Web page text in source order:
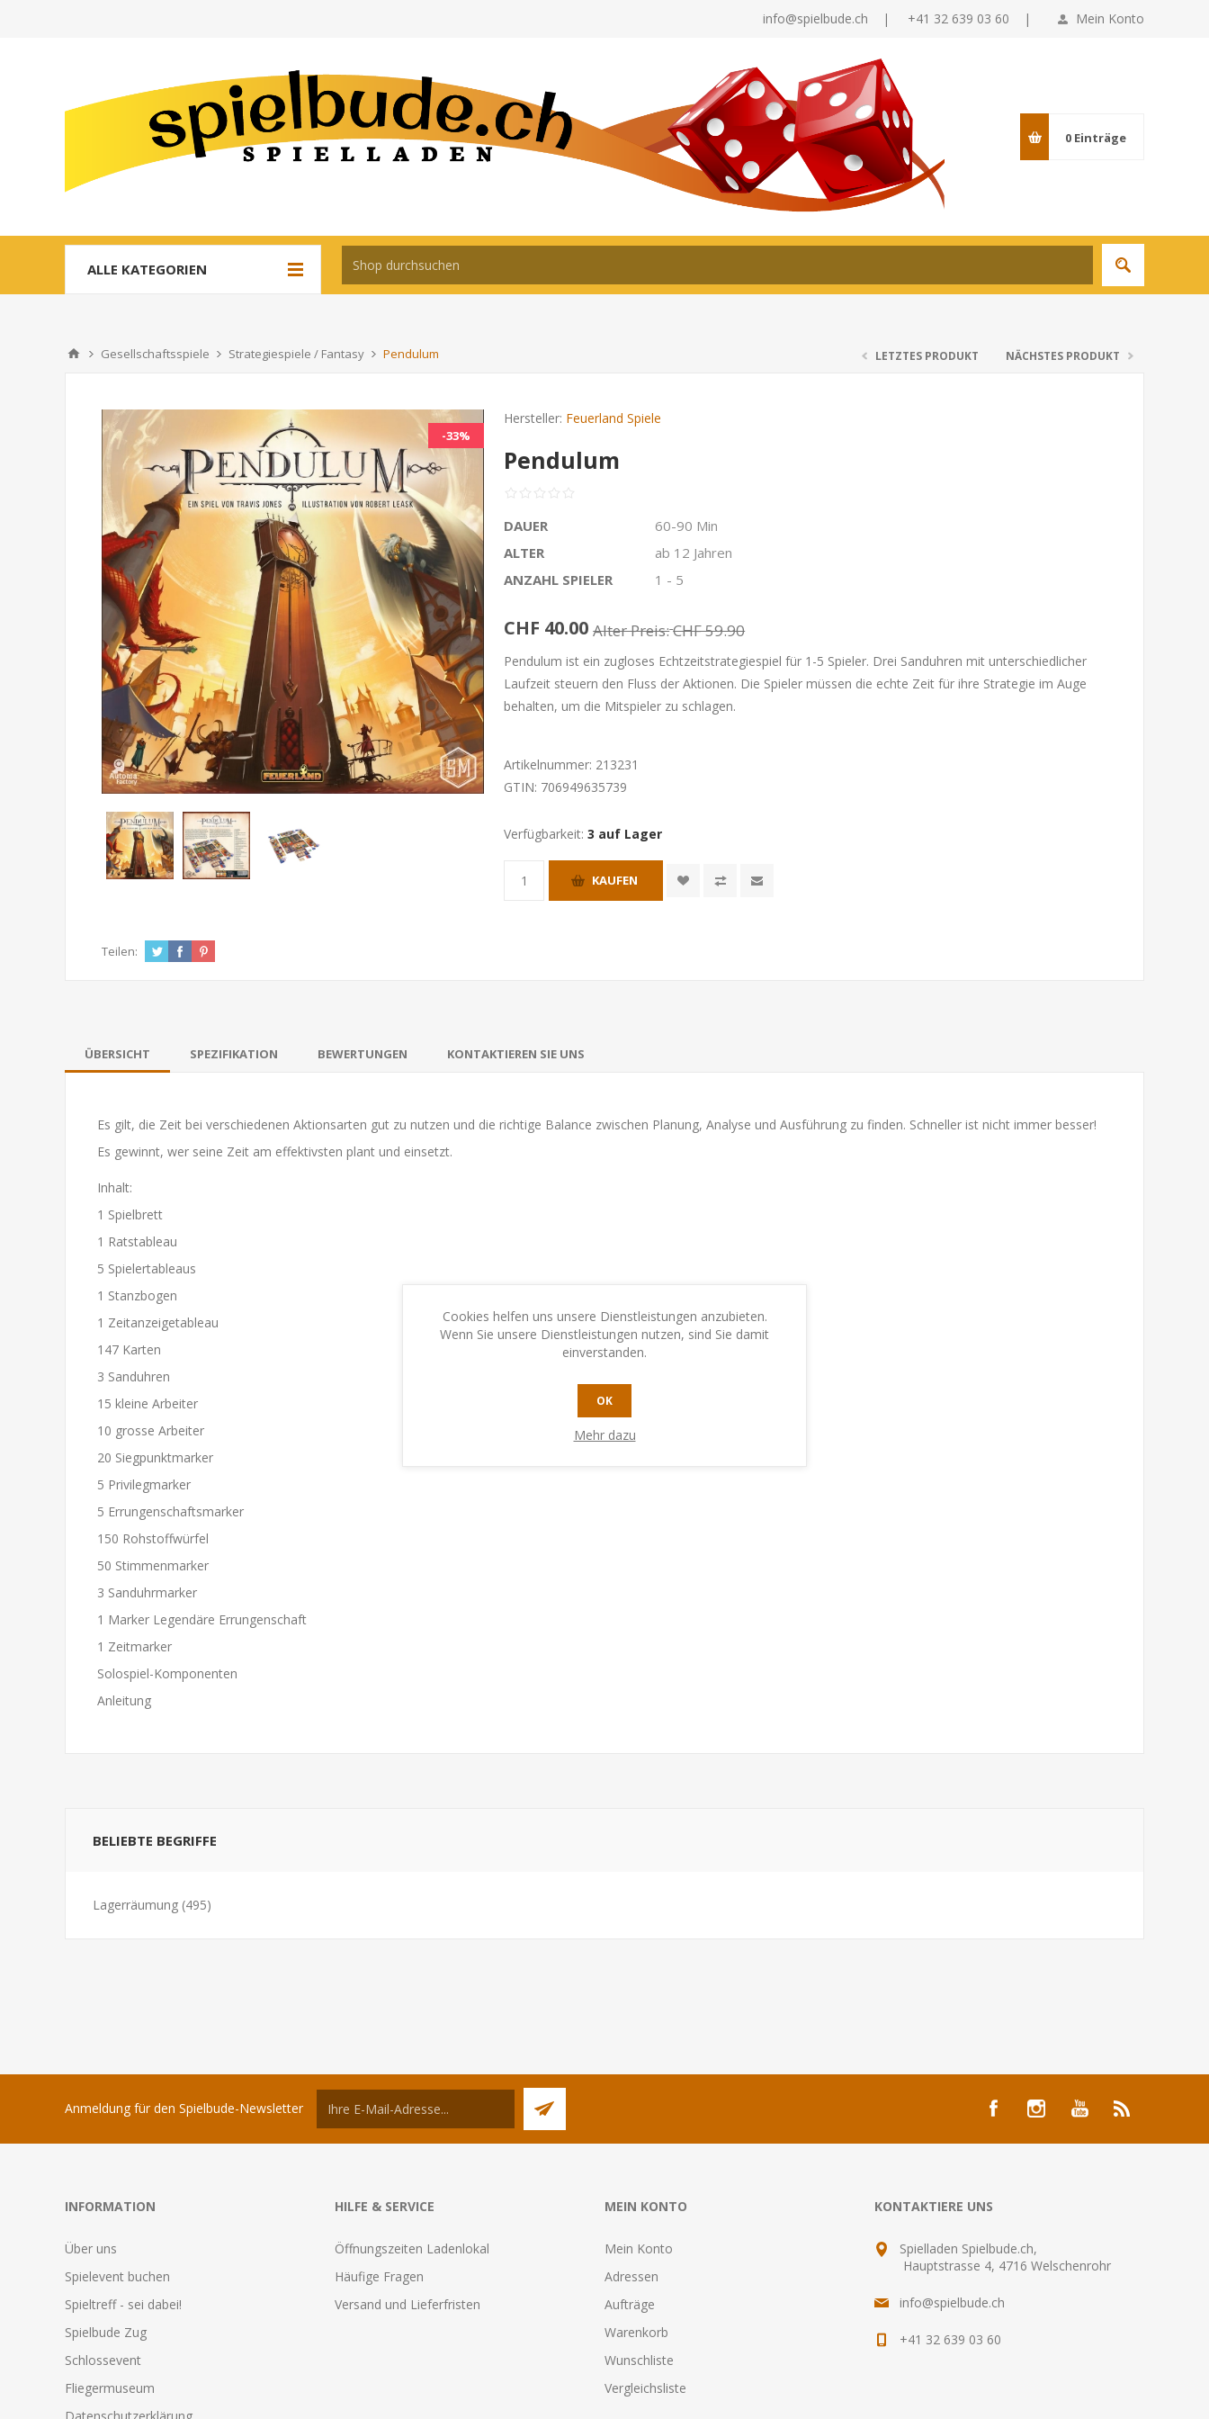
Mein Konto
info@spielbude.ch | +41 32 639 03 60 |
0 Einträge
ALLE KATEGORIEN
Gesellschaftsspiele Strategiespiele / Fantasy Pendulum LETZTES PRODUKT NÄCHSTES PRODUKT
-33%
Hersteller: Feuerland Spiele
Pendulum
DAUER
60-90 Min
ALTER
ab 12 Jahren
ANZAHL SPIELER
1 - 5
CHF 40.00 Alter Preis:CHF 59.90
Pendulum ist ein zugloses Echtzeitstrategiespiel für 1-5 Spieler. Drei Sanduhren mit unterschiedlicher
Laufzeit steuern den Fluss der Aktionen. Die Spieler müssen die echte Zeit für ihre Strategie im Auge
behalten, um die Mitspieler zu schlagen.
Artikelnummer: 213231
GTIN: 706949635739
Verfügbarkeit: 3 auf Lager
KAUFEN
Teilen:
ÜBERSICHT SPEZIFIKATION BEWERTUNGEN KONTAKTIEREN SIE UNS
Es gilt, die Zeit bei verschiedenen Aktionsarten gut zu nutzen und die richtige Balance zwischen Planung, Analyse und Ausführung zu finden. Schneller ist nicht immer besser!
Es gewinnt, wer seine Zeit am effektivsten plant und einsetzt.
Inhalt:
1 Spielbrett
1 Ratstableau
5 Spielertableaus
1 Stanzbogen
1 Zeitanzeigetableau
147 Karten
3 Sanduhren
15 kleine Arbeiter
10 grosse Arbeiter
20 Siegpunktmarker
5 Privilegmarker
5 Errungenschaftsmarker
150 Rohstoffwürfel
50 Stimmenmarker
3 Sanduhrmarker
1 Marker Legendäre Errungenschaft
1 Zeitmarker
Solospiel-Komponenten
Anleitung
BELIEBTE BEGRIFFE
Lagerräumung (495)
Anmeldung für den Spielbude-Newsletter
INFORMATION
Über uns
Spielevent buchen
Spieltreff - sei dabei!
Spielbude Zug
Schlossevent
Fliegermuseum
HILFE & SERVICE
Öffnungszeiten Ladenlokal
Häufige Fragen
Versand und Lieferfristen
MEIN KONTO
Mein Konto
Adressen
Aufträge
Warenkorb
Wunschliste
Vergleichsliste
KONTAKTIERE UNS
Spielladen Spielbude.ch,
Hauptstrasse 4, 4716 Welschenrohr
info@spielbude.ch
+41 32 639 03 60
Cookies helfen uns unsere Dienstleistungen anzubieten.
Wenn Sie unsere Dienstleistungen nutzen, sind Sie damit
einverstanden.
OK
Mehr dazu